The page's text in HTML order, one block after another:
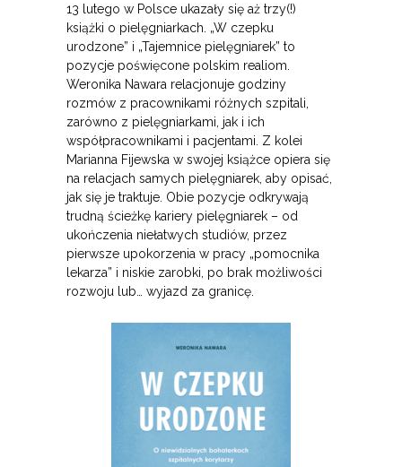
13 lutego w Polsce ukazały się aż trzy(!)
książki o pielęgniarkach. „W czepku
urodzone” i „Tajemnice pielęgniarek” to
pozycje poświęcone polskim realiom.
Weronika Nawara relacjonuje godziny
rozmów z pracownikami różnych szpitali,
zarówno z pielęgniarkami, jak i ich
współpracownikami i pacjentami. Z kolei
Marianna Fijewska w swojej książce opiera się
na relacjach samych pielęgniarek, aby opisać,
jak się je traktuje. Obie pozycje odkrywają
trudną ścieżkę kariery pielęgniarek – od
ukończenia niełatwych studiów, przez
pierwsze upokorzenia w pracy „pomocnika
lekarza” i niskie zarobki, po brak możliwości
rozwoju lub… wyjazd za granicę.